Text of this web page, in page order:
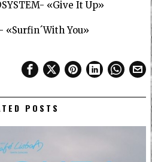
«Give It Up»
«Surfin´With You»
POSTS